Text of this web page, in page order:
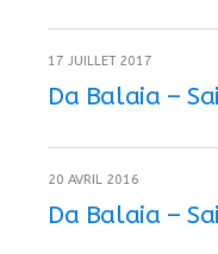
17 JUILLET 2017
Da Balaia –
20 AVRIL 2016
Da Balaia –